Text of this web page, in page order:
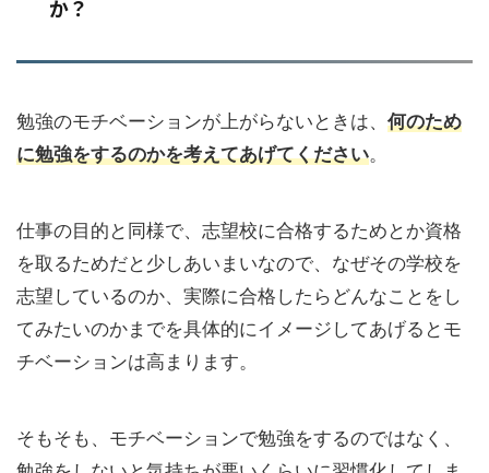
か？
勉強のモチベーションが上がらないときは、 何のため
に勉強をするのかを考えてあげてください。
仕事の目的と同様で、志望校に合格するためとか資格
を取るためだと少しあいまいなので、なぜその学校を
志望しているのか、実際に合格したらどんなことをし
てみたいのかまでを具体的にイメージしてあげるとモ
チベーションは高まります。
そもそも、モチベーションで勉強をするのではなく、